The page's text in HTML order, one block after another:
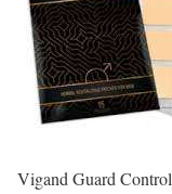
Vigand Guard Control